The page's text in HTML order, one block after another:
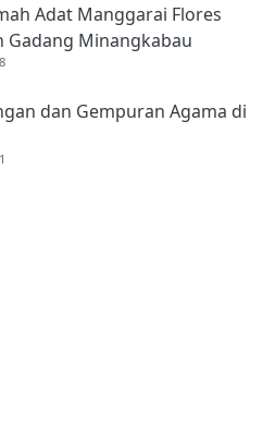
Adat Manggarai Flores
Gadang Minangkabau
dan Gempuran Agama di